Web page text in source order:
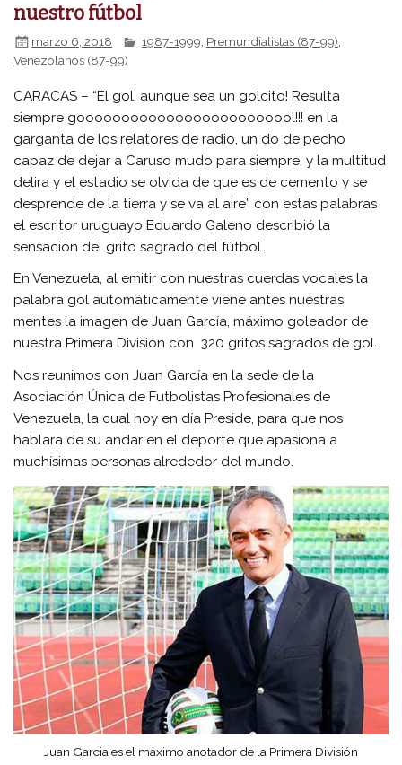
nuestro fútbol
marzo 6, 2018 1987-1999 Premundialistas (87-99)
Venezolanos (87-99)
CARACAS – “El gol, aunque sea un golcito! Resulta
siempre gooooooooooooooooooooooool!!! en la
garganta de los relatores de radio, un do de pecho
capaz de dejar a Caruso mudo para siempre, y la multitud
delira y el estadio se olvida de que es de cemento y se
desprende de la tierra y se va al aire” con estas palabras
el escritor uruguayo Eduardo Galeno describió la
sensación del grito sagrado del fútbol.
En Venezuela, al emitir con nuestras cuerdas vocales la
palabra gol automáticamente viene antes nuestras
mentes la imagen de Juan García, máximo goleador de
nuestra Primera División con 320 gritos sagrados de gol.
Nos reunimos con Juan García en la sede de la
Asociación Única de Futbolistas Profesionales de
Venezuela, la cual hoy en día Preside, para que nos
hablara de su andar en el deporte que apasiona a
muchísimas personas alrededor del mundo.
Juan Garcia es el máximo anotador de la Primera División